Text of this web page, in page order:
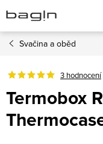
na
obsah
Svačina a oběd
3 hodnocení
Termobox